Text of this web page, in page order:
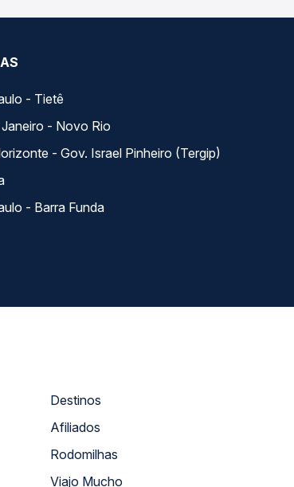
- Tietê
- Novo Rio
- Gov. Israel Pinheiro (Tergip)
- Barra Funda
Destinos
Afiliados
Rodomilhas
Viajo Mucho